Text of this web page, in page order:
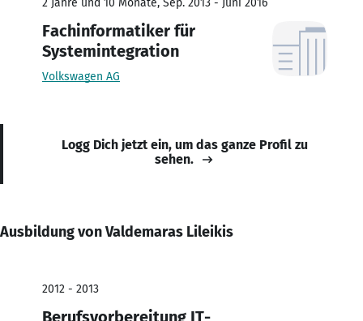
Fachinformatiker für
Systemintegration
Volkswagen AG
Logg Dich jetzt ein, um das ganze Profil zu
sehen.
Ausbildung von Valdemaras Lileikis
2012 - 2013
Berufsvorbereitung IT-